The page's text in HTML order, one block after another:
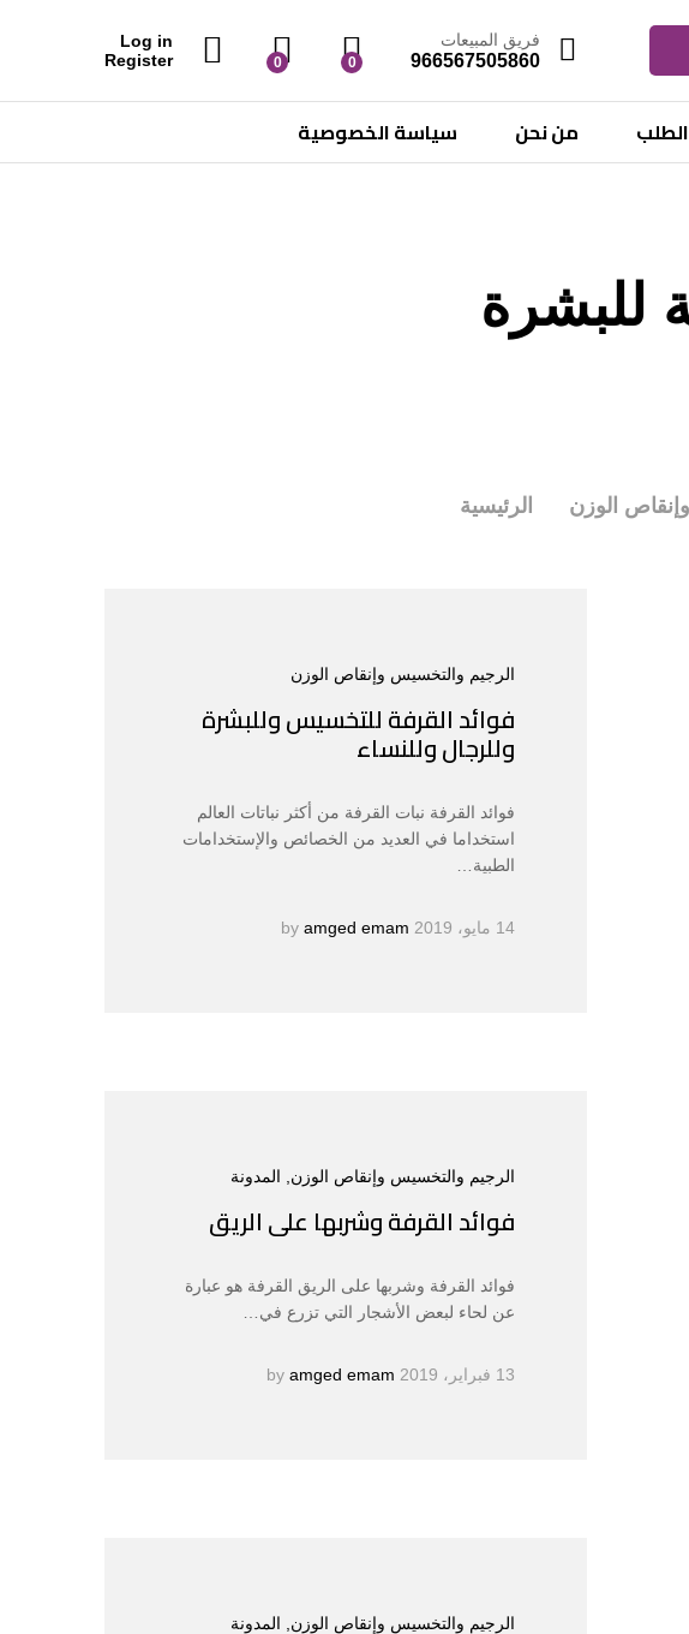
فريق المبيعات
966567505860
0
0
Log in
Register
من نحن سياسة الخصوصية
للبشرة
الوزن الرئيسية
الرجيم والتخسيس وإنقاص الوزن
فوائد القرفة للتخسيس وللبشرة
وللرجال وللنساء
فوائد القرفة نبات القرفة من أكثر نباتات العالم
استخداما في العديد من الخصائص والإستخدامات
الطبية…
14 مايو، 2019 amged emam
الرجيم والتخسيس وإنقاص الوزن , المدونة
فوائد القرفة وشربها على الريق
فوائد القرفة وشربها على الريق القرفة هو عبارة
عن لحاء لبعض الأشجار التي تزرع في…
13 فبراير، 2019 amged emam
الرجيم والتخسيس وإنقاص الوزن , المدونة